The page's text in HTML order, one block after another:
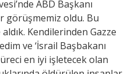
ABD Başkanı
görüşmemiz oldu. Bu
Kendilerinden Gazze
ve ‘İsrail Başbakanı
en iyi işletecek olan